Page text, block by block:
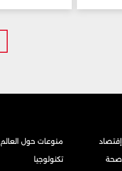
إقتصاد
صحة
منوعات حول العالم
تكنولوجيا